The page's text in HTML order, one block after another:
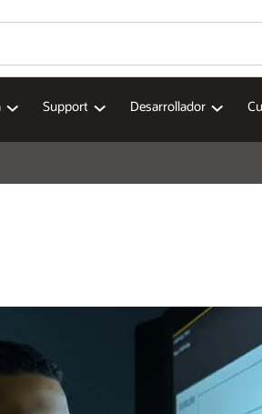
Support Desarrollador